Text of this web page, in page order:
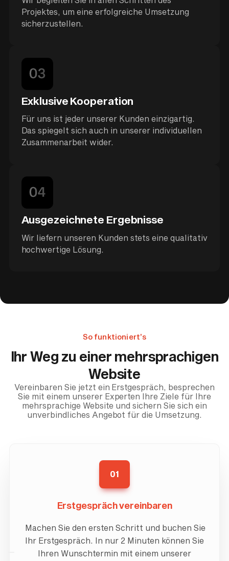
Projektes, um eine erfolgreiche Umsetzung
sicherzustellen.
Exklusive Kooperation
Für uns ist jeder unserer Kunden einzigartig.
Das spiegelt sich auch in unserer individuellen
Zusammenarbeit wider.
Ausgezeichnete Ergebnisse
Wir liefern unseren Kunden stets eine qualitativ
hochwertige Lösung.
So funktioniert’s
Ihr Weg zu einer mehrsprachigen
Website
Vereinbaren Sie jetzt ein Erstgespräch, besprechen
Sie mit einem unserer Experten Ihre Ziele für Ihre
mehrsprachige Website und sichern Sie sich ein
unverbindliches Angebot für die Umsetzung.
01
Erstgespräch vereinbaren
Machen Sie den ersten Schritt und buchen Sie
Ihr Erstgespräch. In nur 2 Minuten können Sie
Ihren Wunschtermin mit einem unserer